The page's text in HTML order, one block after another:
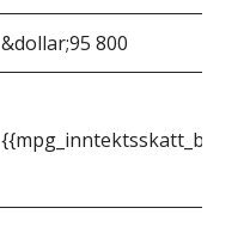
&dollar;95 800